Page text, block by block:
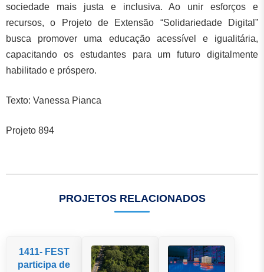
sociedade mais justa e inclusiva. Ao unir esforços e
recursos, o Projeto de Extensão “Solidariedade Digital”
busca promover uma educação acessível e igualitária,
capacitando os estudantes para um futuro digitalmente
habilitado e próspero.
Texto: Vanessa Pianca
Projeto 894
PROJETOS RELACIONADOS
1411- FEST
participa de